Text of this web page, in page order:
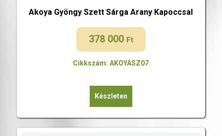
Akoya Gyöngy Szett Sárga Arany Kapoccsal
378 000 Ft
Cikkszám: AKOYASZ07
Készleten